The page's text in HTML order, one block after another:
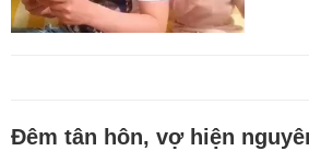
Đêm tân hôn, vợ hiện